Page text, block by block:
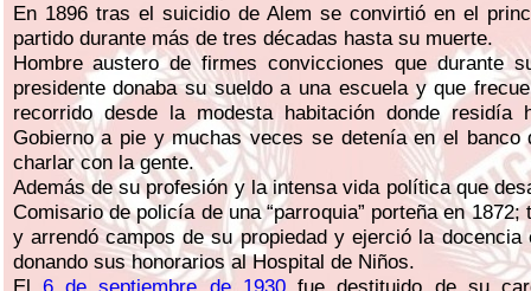
En 1896 tras el suicidio de Alem se convirtió en el
partido durante más de tres décadas hasta su muerte.
Hombre austero de firmes convicciones que durante
presidente donaba su sueldo a una escuela y que
recorrido desde la modesta habitación donde residía
Gobierno a pie y muchas veces se detenía en el banco
charlar con la gente.
Además de su profesión y la intensa vida política que
Comisario de policía de una “parroquia” porteña en
y arrendó campos de su propiedad y ejerció la docencia
donando sus honorarios al Hospital de Niños.
El 6 de septiembre de 1930fue destituido de su